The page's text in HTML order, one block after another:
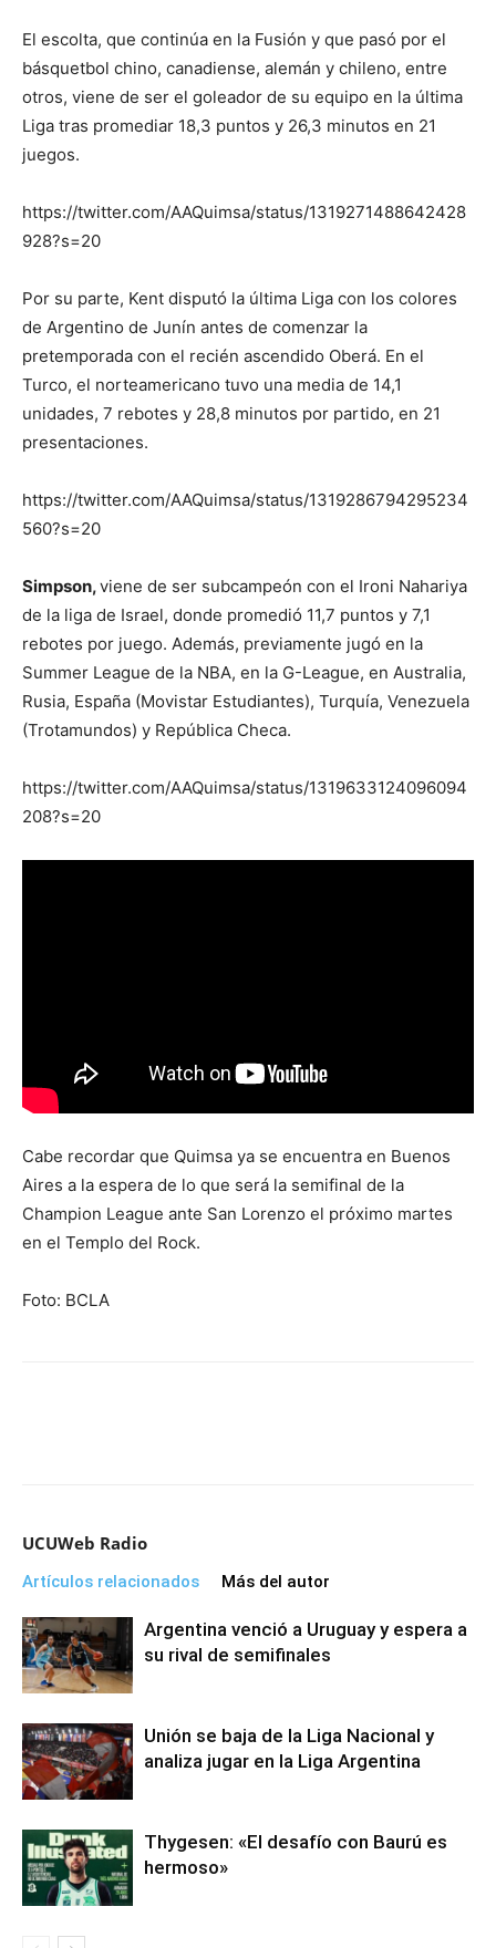
El escolta, que continúa en la Fusión y que pasó por el
básquetbol chino, canadiense, alemán y chileno, entre
otros, viene de ser el goleador de su equipo en la última
Liga tras promediar 18,3 puntos y 26,3 minutos en 21
juegos.
https://twitter.com/AAQuimsa/status/1319271488642428
928?s=20
Por su parte, Kent disputó la última Liga con los colores
de Argentino de Junín antes de comenzar la
pretemporada con el recién ascendido Oberá. En el
Turco, el norteamericano tuvo una media de 14,1
unidades, 7 rebotes y 28,8 minutos por partido, en 21
presentaciones.
https://twitter.com/AAQuimsa/status/1319286794295234
560?s=20
Simpson,viene de ser subcampeón con el Ironi Nahariya
de la liga de Israel, donde promedió 11,7 puntos y 7,1
rebotes por juego. Además, previamente jugó en la
Summer League de la NBA, en la G-League, en Australia,
Rusia, España (Movistar Estudiantes), Turquía, Venezuela
(Trotamundos) y República Checa.
https://twitter.com/AAQuimsa/status/1319633124096094
208?s=20
Cabe recordar que Quimsa ya se encuentra en Buenos
Aires a la espera de lo que será la semifinal de la
Champion League ante San Lorenzo el próximo martes
en el Templo del Rock.
Foto: BCLA
UCUWeb Radio
Artículos relacionados Más del autor
Argentina venció a Uruguay y espera a
su rival de semifinales
Unión se baja de la Liga Nacional y
analiza jugar en la Liga Argentina
Thygesen: «El desafío con Baurú es
hermoso»